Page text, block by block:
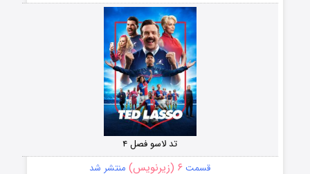
تد لاسو فصل ۴
قسمت ۶ (زیرنویس) منتشر شد